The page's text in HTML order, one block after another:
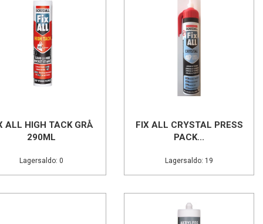
ALL HIGH TACK GRÅ
290ML
Lagersaldo: 0
FIX ALL CRYSTAL PRESS
PACK...
Lagersaldo: 19